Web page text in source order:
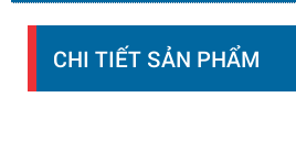
CHI TIẾT SẢN PHẨM